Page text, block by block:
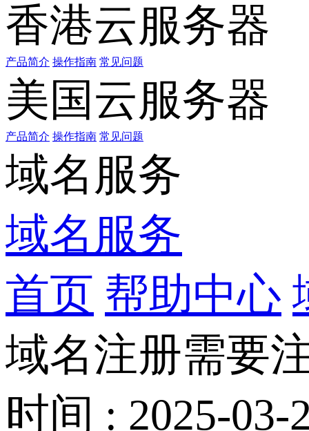
香港云服务器
产品简介 操作指南 常见问题
美国云服务器
产品简介 操作指南 常见问题
域名服务
域名服务
首页 帮助中心
域名注册需要
时间 : 2025-03-